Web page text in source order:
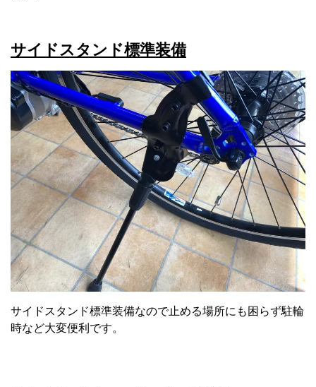
サイドスタンド標準装備
サイドスタンド標準装備なので止める場所にも困らず駐輪
時など大変便利です。